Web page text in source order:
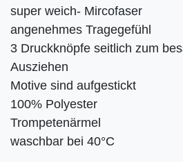
super weich- Mircofaser
angenehmes Tragegefühl
3 Druckknöpfe seitlich zum
Ausziehen
Motive sind aufgestickt
100% Polyester
Trompetenärmel
waschbar bei 40°C